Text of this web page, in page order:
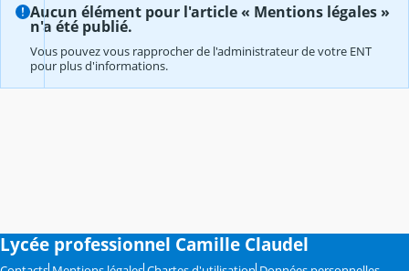
Aucun élément pour l'article « Mentions légales »
n'a été publié.
Vous pouvez vous rapprocher de l'administrateur de votre ENT
pour plus d'informations.
Lycée professionnel Camille Claudel